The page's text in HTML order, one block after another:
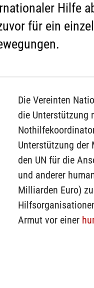
Hilfe
für ein
Die Vereinten
die Unterstützung
Unterstützung der
den UN für die
und anderer
Milliarden Euro)
Armut vor einer